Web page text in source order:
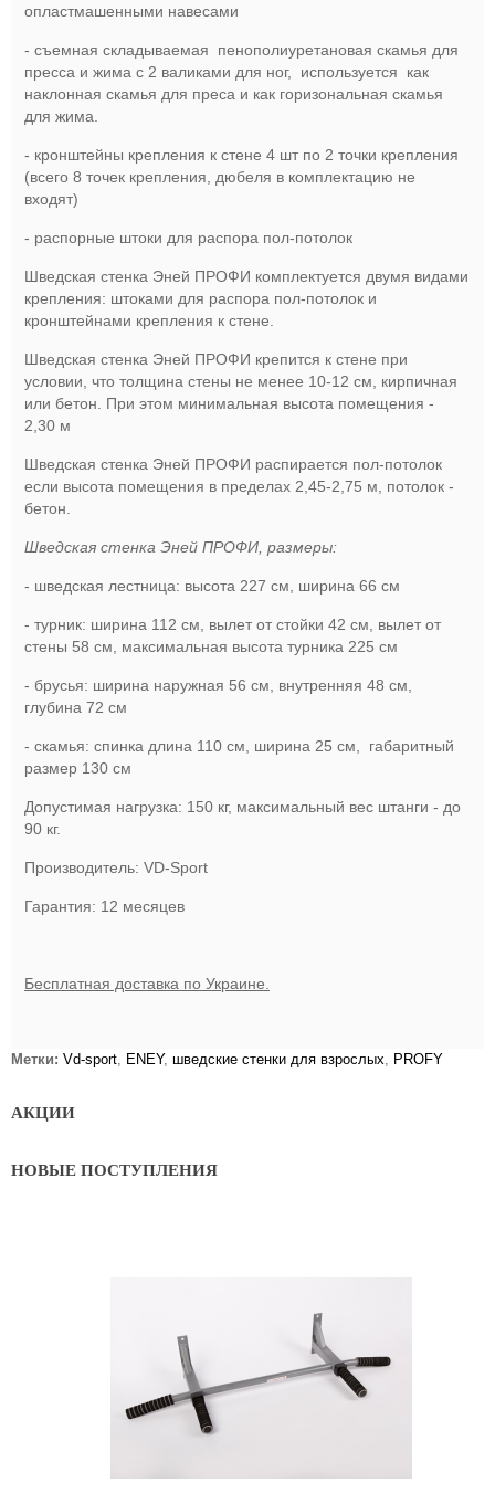
опластмашенными навесами
- съемная складываемая пенополиуретановая скамья для
пресса и жима с 2 валиками для ног, используется как
наклонная скамья для преса и как горизональная скамья
для жима.
- кронштейны крепления к стене 4 шт по 2 точки крепления
(всего 8 точек крепления, дюбеля в комплектацию не
входят)
- распорные штоки для распора пол-потолок
Шведская стенка Эней ПРОФИ комплектуется двумя видами
крепления: штоками для распора пол-потолок и
кронштейнами крепления к стене.
Шведская стенка Эней ПРОФИ крепится к стене при
условии, что толщина стены не менее 10-12 см, кирпичная
или бетон. При этом минимальная высота помещения -
2,30 м
Шведская стенка Эней ПРОФИ распирается пол-потолок
если высота помещения в пределах 2,45-2,75 м, потолок -
бетон.
Шведская стенка Эней ПРОФИ, размеры:
- шведская лестница: высота 227 см, ширина 66 см
- турник: ширина 112 см, вылет от стойки 42 см, вылет от
стены 58 см, максимальная высота турника 225 см
- брусья: ширина наружная 56 см, внутренняя 48 см,
глубина 72 см
- скамья: спинка длина 110 см, ширина 25 см, габаритный
размер 130 см
Допустимая нагрузка: 150 кг, максимальный вес штанги - до
90 кг.
Производитель: VD-Sport
Гарантия: 12 месяцев
Бесплатная доставка по Украине.
Метки: Vd-sport ENEY, шведские стенки для взрослых PROFY
АКЦИИ
НОВЫЕ ПОСТУПЛЕНИЯ